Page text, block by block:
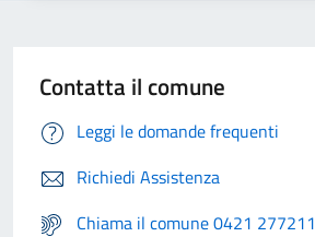
Contatta il comune
Leggi le domande frequenti
Richiedi Assistenza
Chiama il comune 0421 277211